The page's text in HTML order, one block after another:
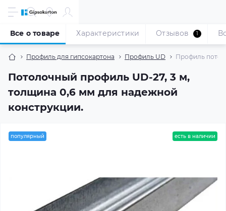
Профиль для гипсокартона Профиль UD Профиль
Потолочный профиль UD-27, 3 м,
толщина 0,6 мм для надежной
конструкции.
Все о товаре Характеристики Отзывов 1
популярный есть в наличии